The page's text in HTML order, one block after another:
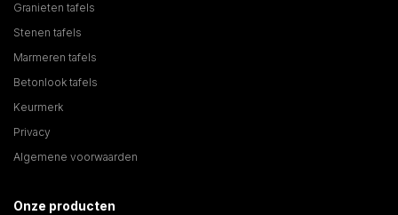
Granieten tafels
Stenen tafels
Marmeren tafels
Betonlook tafels
Keurmerk
Privacy
Algemene voorwaarden
Onze producten